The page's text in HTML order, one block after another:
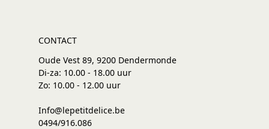
CONTACT
Oude Vest 89, 9200 Dendermonde
Di-za: 10.00 - 18.00 uur
Zo: 10.00 - 12.00 uur
Info@lepetitdelice.be
0494/916.086